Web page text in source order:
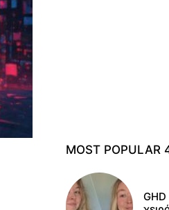
MOST POPULAR